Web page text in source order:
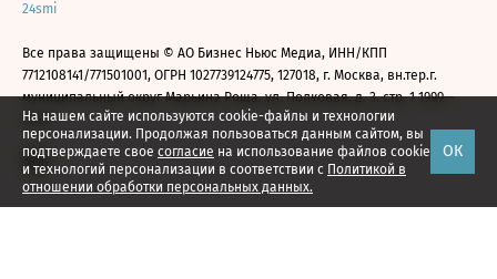
На нашем сайте используются cookie-файлы и технологии
персонализации. Продолжая пользоваться данным сайтом, вы
подтверждаете свое согласие на использование файлов cookie
и технологий персонализации в соответствии с Политикой в
отношении обработки персональных данных.
ОК
24smi
Все права защищены © АО Бизнес Ньюс Медиа, ИНН/КПП
7712108141/771501001, ОГРН 1027739124775, 127018, г. Москва, вн.тер.г.
муниципальный округ Марьина Роща, ул. Полковая, д. 3, стр. 1 1999—
2026